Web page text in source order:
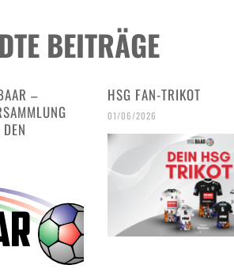
BEITRÄGE
–
HSG FAN-TRIKOT
01/06/2026